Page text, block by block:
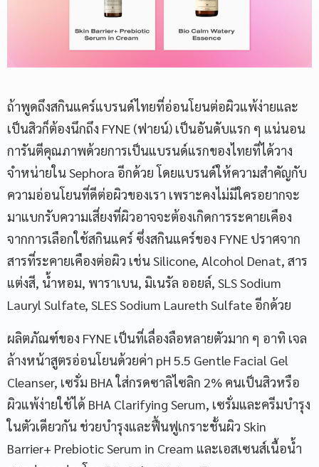
ถ้าพูดถึงสกินแคร์แบรนด์ไทยที่อ่อนโยนต่อผิวแพ้ง่ายและ
เป็นสิวก็ต้องนึกถึง FYNE (ฟายน์) เป็นอันดับแรก ๆ แน่นอน
การันตีคุณภาพด้วยการเป็นแบรนด์แรกของไทยที่ได้วาง
จำหน่ายใน Sephora อีกด้วย โดยแบรนด์ให้ความสำคัญกับ
ความอ่อนโยนที่ดีต่อผิวของเรา เพราะคงไม่มีใครอยากจะ
มาแบกรับความเสี่ยงที่ผิวอาจจะต้องเกิดการระคายเคือง
จากการเลือกใช้สกินแคร์ ซึ่งสกินแคร์ของ FYNE ปราศจาก
สารที่ระคายเคืองต่อผิว เช่น Silicone, Alcohol Denat, สาร
แต่งสี, น้ำหอม, พาราเบน, มิเนรัล ออยล์, SLS Sodium
Lauryl Sulfate, SLES Sodium Laureth Sulfate อีกด้วย
ผลิตภัณฑ์ของ FYNE เป็นที่เลื่องลือหลายตัวมาก ๆ อาทิ เจล
ล้างหน้าสูตรอ่อนโยนด้วยค่า pH 5.5 Gentle Facial Gel
Cleanser, เซรั่ม BHA ใส่กรดซาลิไซลิก 2% คนเป็นสิวหรือ
ผิวแพ้ง่ายใช้ได้ BHA Clarifying Serum, เซรั่มและครีมบำรุง
ในตัวเดียวกัน ช่วยบำรุงและฟื้นฟูเกราะชั้นผิว Skin
Barrier+ Prebiotic Serum in Cream และเอสเซนส์เนื้อน้ำ